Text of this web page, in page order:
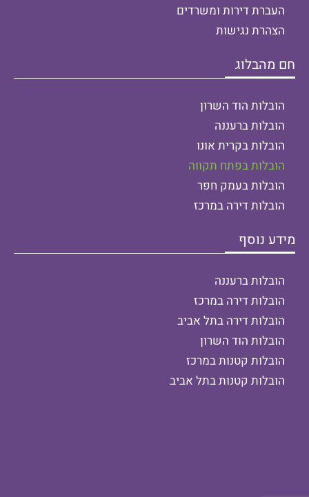
העברת דירות ומשרדים
הצהרת נגישות
חם מהבלוג
הובלות הוד השרון
הובלות ברעננה
הובלות בקרית אונו
הובלות בפתח תקווה
הובלות בעמק חפר
הובלות דירה במרכז
מידע נוסף
הובלות ברעננה
הובלות דירה במרכז
הובלות דירה בתל אביב
הובלות הוד השרון
הובלות קטנות במרכז
הובלות קטנות בתל אביב